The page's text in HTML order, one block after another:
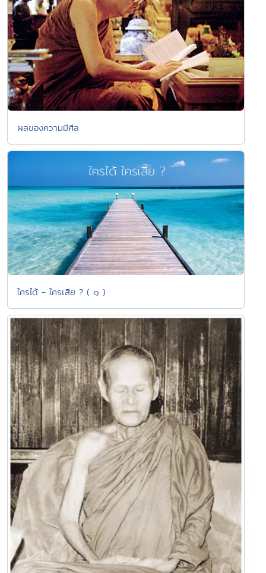
ผลของความมีศีล
ใครได้ - ใครเสีย ? ( ๑ )